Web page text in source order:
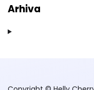
Arhiva